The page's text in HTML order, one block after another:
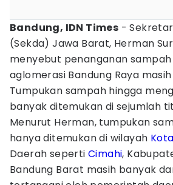
Bandung, IDN Times -
(Sekda) Jawa Barat, Herman
menyebut penanganan sampah
aglomerasi Bandung Raya
Tumpukan sampah hingga
banyak ditemukan di sejumlah
Menurut Herman, tumpukan
hanya ditemukan di wilayah
Daerah sepertiCimahi,
Bandung Barat masih banyak